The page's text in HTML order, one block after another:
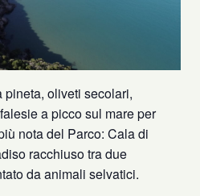
pineta, oliveti secolari,
a picco sul mare per
nota del Parco: Cala di
racchiuso tra due
da animali selvatici.